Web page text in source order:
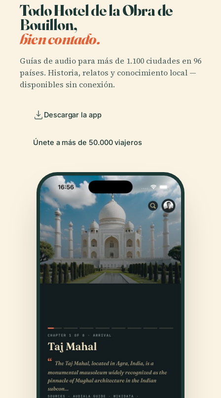
Todo Hotel de la Obra de
Bouillon,
bien contado.
Guías de audio para más de 1.100 ciudades en 96
países. Historia, relatos y conocimiento local —
disponibles sin conexión.
Descargar la app
Únete a más de 50.000 viajeros